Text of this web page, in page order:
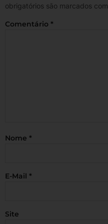
obrigatórios são marcados com
Comentário *
Nome *
E-Mail *
Site